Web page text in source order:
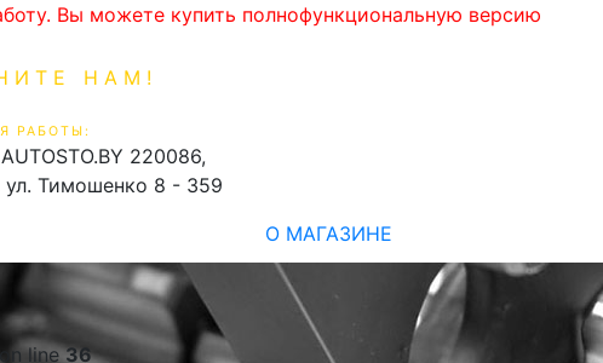
Вы можете купить полнофункциональную версию
НАМ!
РАБОТЫ:
AUTOSTO.BY 220086,
ул. Тимошенко 8 - 359
О МАГАЗИНЕ
line36